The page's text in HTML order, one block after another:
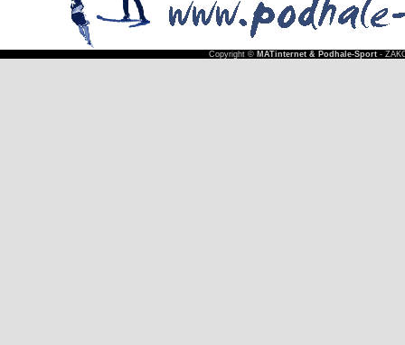
Copyright © MATinternet & Podhale-Sport-